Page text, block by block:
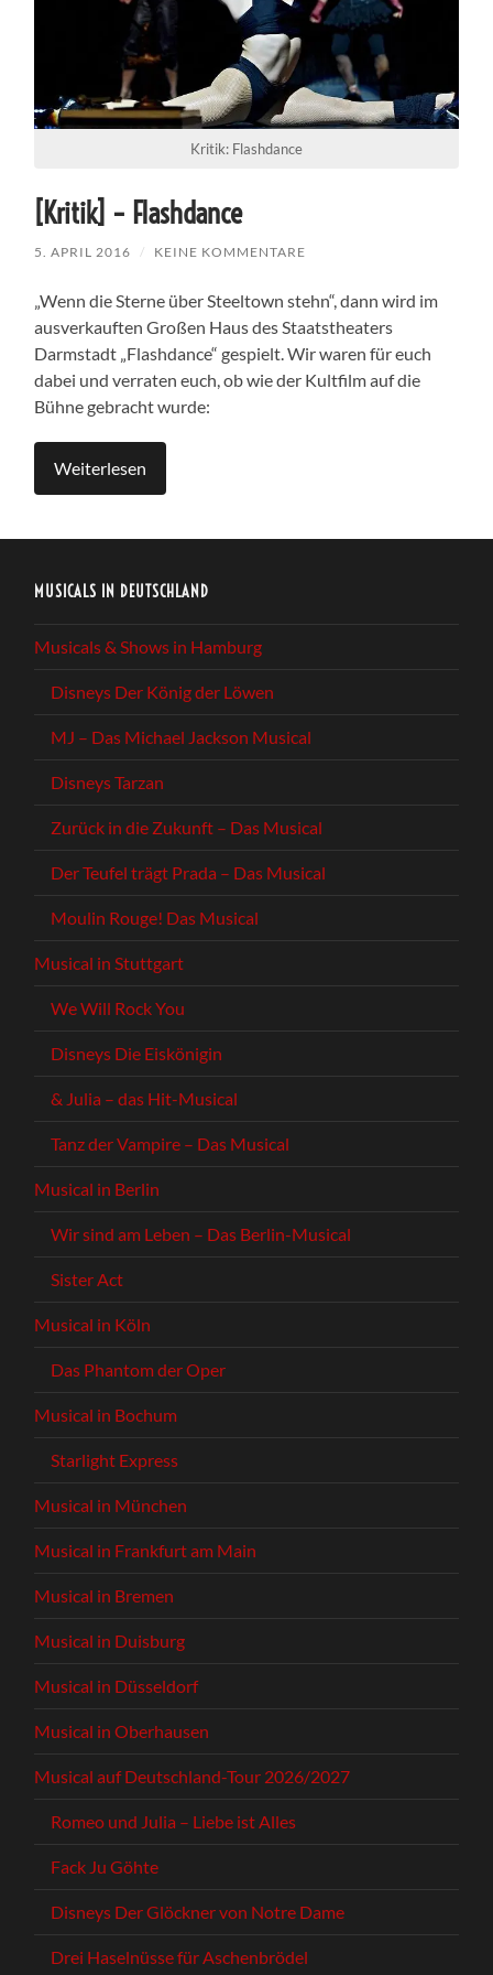
Kritik: Flashdance
[Kritik] – Flashdance
5. APRIL 2016 / KEINE KOMMENTARE
„Wenn die Sterne über Steeltown stehn“, dann wird im
ausverkauften Großen Haus des Staatstheaters
Darmstadt „Flashdance“ gespielt. Wir waren für euch
dabei und verraten euch, ob wie der Kultfilm auf die
Bühne gebracht wurde:
Weiterlesen
MUSICALS IN DEUTSCHLAND
Musicals & Shows in Hamburg
Disneys Der König der Löwen
MJ – Das Michael Jackson Musical
Disneys Tarzan
Zurück in die Zukunft – Das Musical
Der Teufel trägt Prada – Das Musical
Moulin Rouge! Das Musical
Musical in Stuttgart
We Will Rock You
Disneys Die Eiskönigin
& Julia – das Hit-Musical
Tanz der Vampire – Das Musical
Musical in Berlin
Wir sind am Leben – Das Berlin-Musical
Sister Act
Musical in Köln
Das Phantom der Oper
Musical in Bochum
Starlight Express
Musical in München
Musical in Frankfurt am Main
Musical in Bremen
Musical in Duisburg
Musical in Düsseldorf
Musical in Oberhausen
Musical auf Deutschland-Tour 2026/2027
Romeo und Julia – Liebe ist Alles
Fack Ju Göhte
Disneys Der Glöckner von Notre Dame
Drei Haselnüsse für Aschenbrödel